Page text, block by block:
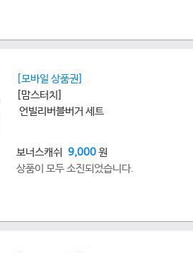
[모바일 상품권]
[맘스터치]
언빌리버블버거 세트
보너스캐쉬 9,000원
상품이 모두 소진되었습니다.